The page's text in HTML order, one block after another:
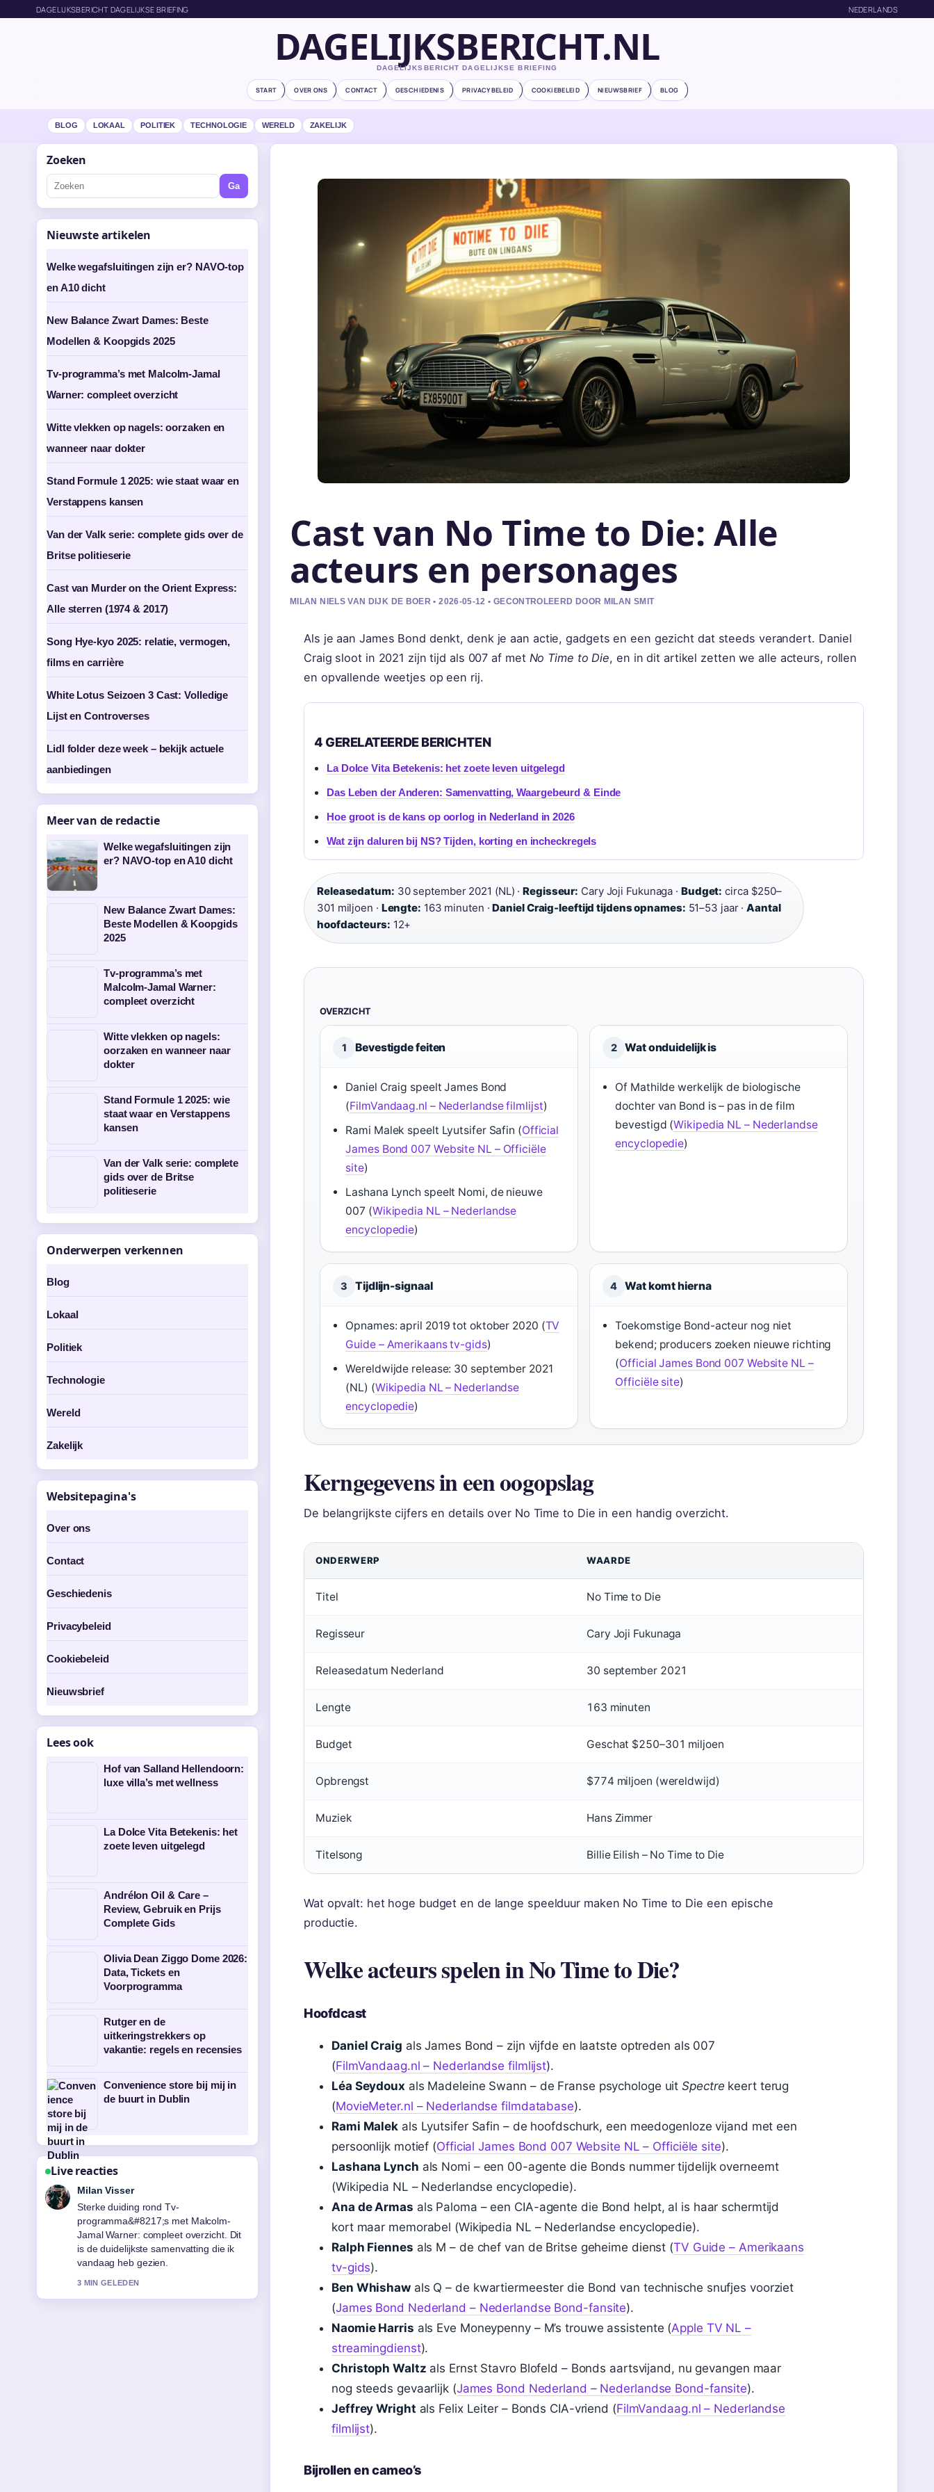
DAGELIJKSBERICHT DAGELIJKSE BRIEFING NEDERLANDS
DAGELIJKSBERICHT.NL
DAGELIJKSBERICHT DAGELIJKSE BRIEFING
START OVER ONS CONTACT GESCHIEDENIS PRIVACYBELEID COOKIEBELEID NIEUWSBRIEF BLOG
BLOG LOKAAL POLITIEK TECHNOLOGIE WERELD ZAKELIJK
Cast van No Time to Die: Alle
acteurs en personages
MILAN NIELS VAN DIJK DE BOER • 2026-05-12 • GECONTROLEERD DOOR MILAN SMIT
Als je aan James Bond denkt, denk je aan actie, gadgets en een gezicht dat steeds verandert. Daniel
Craig sloot in 2021 zijn tijd als 007 af met No Time to Die, en in dit artikel zetten we alle acteurs, rollen
en opvallende weetjes op een rij.
4 GERELATEERDE BERICHTEN
La Dolce Vita Betekenis: het zoete leven uitgelegd
Das Leben der Anderen: Samenvatting, Waargebeurd & Einde
Hoe groot is de kans op oorlog in Nederland in 2026
Wat zijn daluren bij NS? Tijden, korting en incheckregels
Releasedatum: 30 september 2021 (NL) ·Regisseur: Cary Joji Fukunaga · Budget: circa $250–
301 miljoen · Lengte: 163 minuten ·Daniel Craig-leeftijd tijdens opnames: 51–53 jaar ·Aantal
hoofdacteurs: 12+
OVERZICHT
1 Bevestigde feiten
Daniel Craig speelt James Bond
(FilmVandaag.nl – Nederlandse filmlijst)
Rami Malek speelt Lyutsifer Safin (Official
James Bond 007 Website NL – Officiële
site)
Lashana Lynch speelt Nomi, de nieuwe
007 (Wikipedia NL – Nederlandse
encyclopedie)
2 Wat onduidelijk is
Of Mathilde werkelijk de biologische
dochter van Bond is – pas in de film
bevestigd (Wikipedia NL – Nederlandse
encyclopedie)
3 Tijdlijn-signaal
Opnames: april 2019 tot oktober 2020 (TV
Guide – Amerikaans tv-gids)
Wereldwijde release: 30 september 2021
(NL) (Wikipedia NL – Nederlandse
encyclopedie)
4 Wat komt hierna
Toekomstige Bond-acteur nog niet
bekend; producers zoeken nieuwe richting
(Official James Bond 007 Website NL –
Officiële site)
Kerngegevens in een oogopslag
De belangrijkste cijfers en details over No Time to Die in een handig overzicht.
ONDERWERP WAARDE
Titel No Time to Die
Regisseur Cary Joji Fukunaga
Releasedatum Nederland 30 september 2021
Lengte 163 minuten
Budget Geschat $250–301 miljoen
Opbrengst $774 miljoen (wereldwijd)
Muziek Hans Zimmer
Titelsong Billie Eilish – No Time to Die
Wat opvalt: het hoge budget en de lange speelduur maken No Time to Die een epische
productie.
Welke acteurs spelen in No Time to Die?
Hoofdcast
Daniel Craig als James Bond – zijn vijfde en laatste optreden als 007
(FilmVandaag.nl – Nederlandse filmlijst).
Léa Seydoux als Madeleine Swann – de Franse psychologe uitSpectre keert terug
(MovieMeter.nl – Nederlandse filmdatabase).
Rami Malek als Lyutsifer Safin – de hoofdschurk, een meedogenloze vijand met een
persoonlijk motief (Official James Bond 007 Website NL – Officiële site).
Lashana Lynch als Nomi – een 00-agente die Bonds nummer tijdelijk overneemt
(Wikipedia NL – Nederlandse encyclopedie).
Ana de Armas als Paloma – een CIA-agente die Bond helpt, al is haar schermtijd
kort maar memorabel (Wikipedia NL – Nederlandse encyclopedie).
Ralph Fiennes als M – de chef van de Britse geheime dienst (TV Guide – Amerikaans
tv-gids).
Ben Whishawals Q – de kwartiermeester die Bond van technische snufjes voorziet
(James Bond Nederland – Nederlandse Bond-fansite).
Naomie Harris als Eve Moneypenny – M’s trouwe assistente (Apple TV NL –
streamingdienst).
Christoph Waltz als Ernst Stavro Blofeld – Bonds aartsvijand, nu gevangen maar
nog steeds gevaarlijk (James Bond Nederland – Nederlandse Bond-fansite).
Jeffrey Wright als Felix Leiter – Bonds CIA-vriend (FilmVandaag.nl – Nederlandse
filmlijst).
Bijrollen en cameo’s
Zoeken
Ga
Nieuwste artikelen
Welke wegafsluitingen zijn er? NAVO-top
en A10 dicht
New Balance Zwart Dames: Beste
Modellen & Koopgids 2025
Tv-programma’s met Malcolm-Jamal
Warner: compleet overzicht
Witte vlekken op nagels: oorzaken en
wanneer naar dokter
Stand Formule 1 2025: wie staat waar en
Verstappens kansen
Van der Valk serie: complete gids over de
Britse politieserie
Cast van Murder on the Orient Express:
Alle sterren (1974 & 2017)
Song Hye-kyo 2025: relatie, vermogen,
films en carrière
White Lotus Seizoen 3 Cast: Volledige
Lijst en Controverses
Lidl folder deze week – bekijk actuele
aanbiedingen
Meer van de redactie
Welke wegafsluitingen zijn
er? NAVO-top en A10 dicht
New Balance Zwart Dames:
Beste Modellen & Koopgids
2025
Tv-programma’s met
Malcolm-Jamal Warner:
compleet overzicht
Witte vlekken op nagels:
oorzaken en wanneer naar
dokter
Stand Formule 1 2025: wie
staat waar en Verstappens
kansen
Van der Valk serie: complete
gids over de Britse
politieserie
Onderwerpen verkennen
Blog
Lokaal
Politiek
Technologie
Wereld
Zakelijk
Websitepagina's
Over ons
Contact
Geschiedenis
Privacybeleid
Cookiebeleid
Nieuwsbrief
Lees ook
Hof van Salland Hellendoorn:
luxe villa’s met wellness
La Dolce Vita Betekenis: het
zoete leven uitgelegd
Andrélon Oil & Care –
Review, Gebruik en Prijs
Complete Gids
Olivia Dean Ziggo Dome 2026:
Data, Tickets en
Voorprogramma
Rutger en de
uitkeringstrekkers op
vakantie: regels en recensies
Convenience store bij mij in
de buurt in Dublin
Live reacties
Nina Meijer
Volg Welke wegafsluitingen zijn er?
NAVO-top en A10... nauwlettend –
waardeer de rustige en evenwichtige
toon.
5 MIN GELEDEN